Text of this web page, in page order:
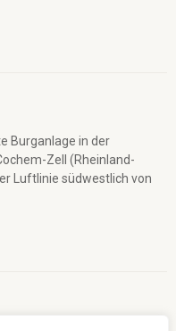
Burganlage in der
Zell (Rheinland-
Luftlinie südwestlich von